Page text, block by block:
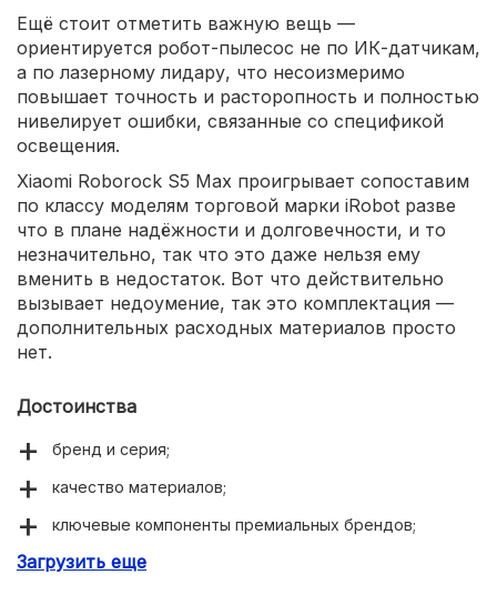
Ещё стоит отметить важную вещь —
ориентируется робот-пылесос не по ИК-датчикам,
а по лазерному лидару, что несоизмеримо
повышает точность и расторопность и полностью
нивелирует ошибки, связанные со спецификой
освещения.
Xiaomi Roborock S5 Max проигрывает сопоставим
по классу моделям торговой марки iRobot разве
что в плане надёжности и долговечности, и то
незначительно, так что это даже нельзя ему
вменить в недостаток. Вот что действительно
вызывает недоумение, так это комплектация —
дополнительных расходных материалов просто
нет.
Достоинства
бренд и серия;
качество материалов;
ключевые компоненты премиальных брендов;
лазерный лидар;
Загрузить еще